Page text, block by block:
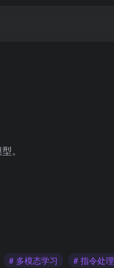
。
# 多模态学习 # 指令处理